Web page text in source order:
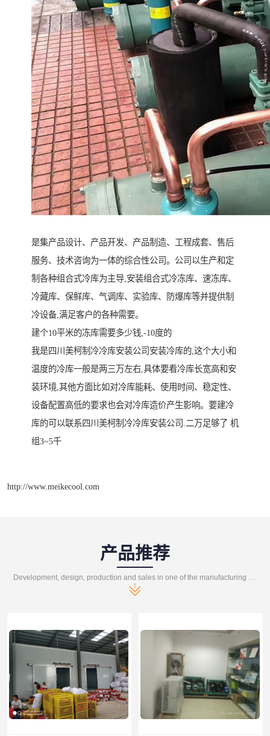
是集产品设计、产品开发、产品制造、工程成套、售后
服务、技术咨询为一体的综合性公司。公司以生产和定
制各种组合式冷库为主导,安装组合式冷冻库、速冻库、
冷藏库、保鲜库、气调库、实验库、防爆库等并提供制
冷设备,满足客户的各种需要。
建个10平米的冻库需要多少钱,-10度的
我是四川美柯制冷冷库安装公司安装冷库的,这个大小和
温度的冷库一般是两三万左右,具体要看冷库长宽高和安
装环境,其他方面比如对冷库能耗、使用时间、稳定性、
设备配置高低的要求也会对冷库造价产生影响。要建冷
库的可以联系四川美柯制冷冷库安装公司.二万足够了 机
组3~5千
http://www.meikecool.com
产品推荐